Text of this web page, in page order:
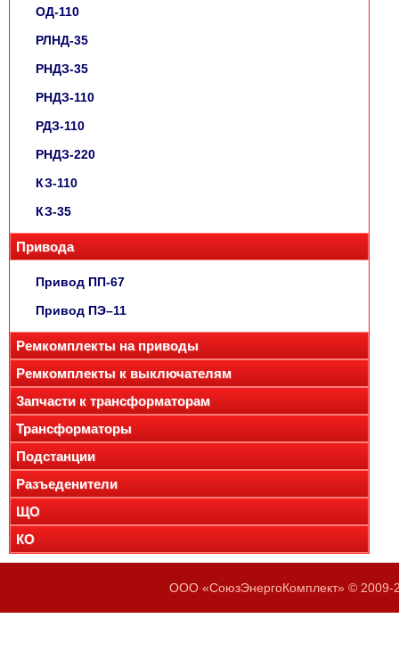
ОД-110
РЛНД-35
РНДЗ-35
РНДЗ-110
РДЗ-110
РНДЗ-220
КЗ-110
КЗ-35
Привода
Привод ПП-67
Привод ПЭ–11
Ремкомплекты на приводы
Ремкомплекты к выключателям
Запчасти к трансформаторам
Трансформаторы
Подстанции
Разъеденители
ЩО
КО
ООО «СоюзЭнергоКомплект» © 2009-